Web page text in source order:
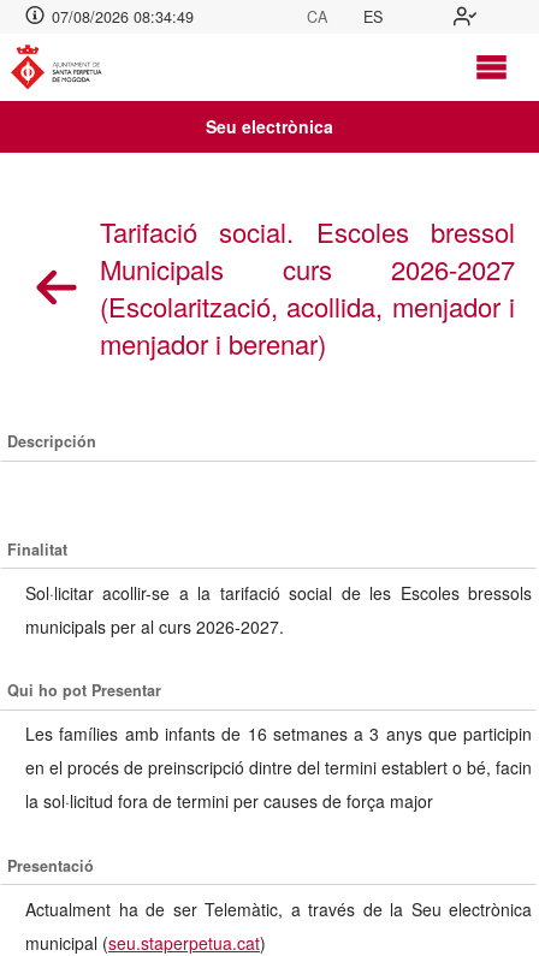
07/08/2026 08:34:50 CA ES
Seu electrònica
Tarifació social. Escoles bressol
Municipals curs 2026-2027
(Escolarització, acollida, menjador i
menjador i berenar)
Descripción
Finalitat
Sol·licitar acollir-se a la tarifació social de les Escoles bressols
municipals per al curs 2026-2027.
Qui ho pot Presentar
Les famílies amb infants de 16 setmanes a 3 anys que participin
en el procés de preinscripció dintre del termini establert o bé, facin
la sol·licitud fora de termini per causes de força major
Presentació
Actualment ha de ser Telemàtic, a través de la Seu electrònica
municipal (seu.staperpetua.cat)